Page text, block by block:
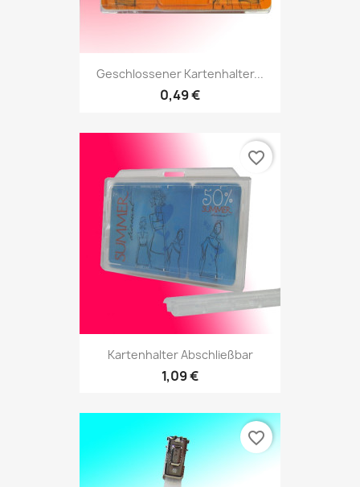
Geschlossener Kartenhalter...
0,49 €
Kartenhalter Abschließbar
1,09 €
favorite_border
favorite_border